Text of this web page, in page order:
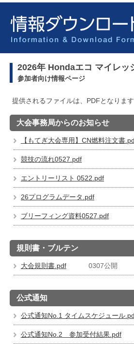
2026年 Hondaエコ マイレッ
参加者向け情報ページ
提供されるファイルは、PDFとなります
大会事務局からのお知らせ
【もてぎ大会専用】CN燃料注文書
競技の流れ0527.pdf
エントリーリスト 0522.pdf
26プログラムデータ.pdf
ブリーフィング資料0527.pdf
規則書・ブルテン
大会規則書.pdf 0307公開
公式通知
公式通知No.1 タイムスケジュール
公式通知No.2 参加受付結果.pdf